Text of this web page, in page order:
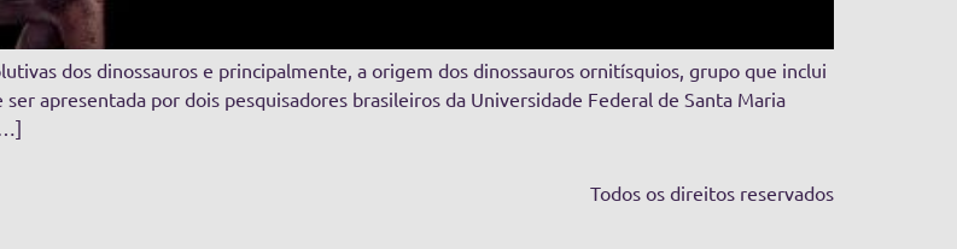
dos dinossauros e principalmente, a origem dos dinossauros ornitísquios, grupo que inclui
apresentada por dois pesquisadores brasileiros da Universidade Federal de Santa Maria
Todos os direitos reservados